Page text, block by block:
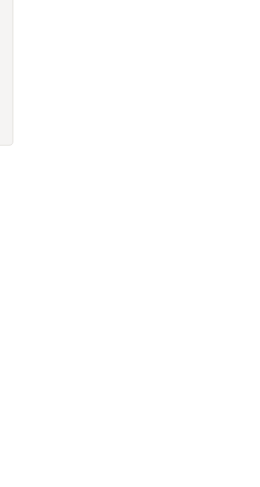
lassen können Sie sich im
das romantische Venedig und das